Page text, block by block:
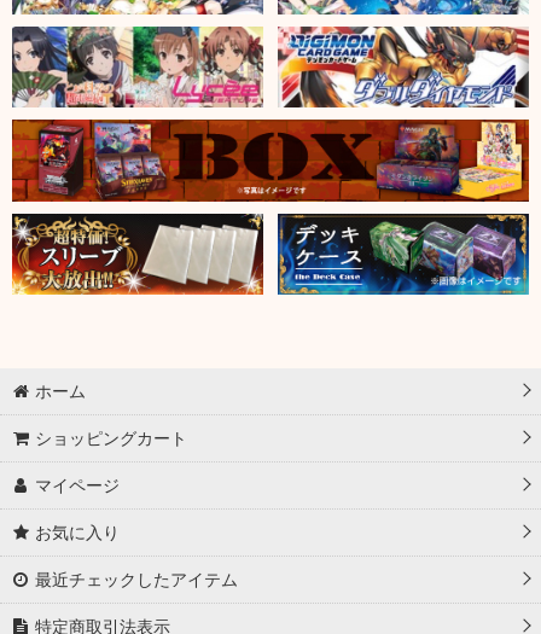
ホーム
ショッピングカート
マイページ
お気に入り
最近チェックしたアイテム
特定商取引法表示